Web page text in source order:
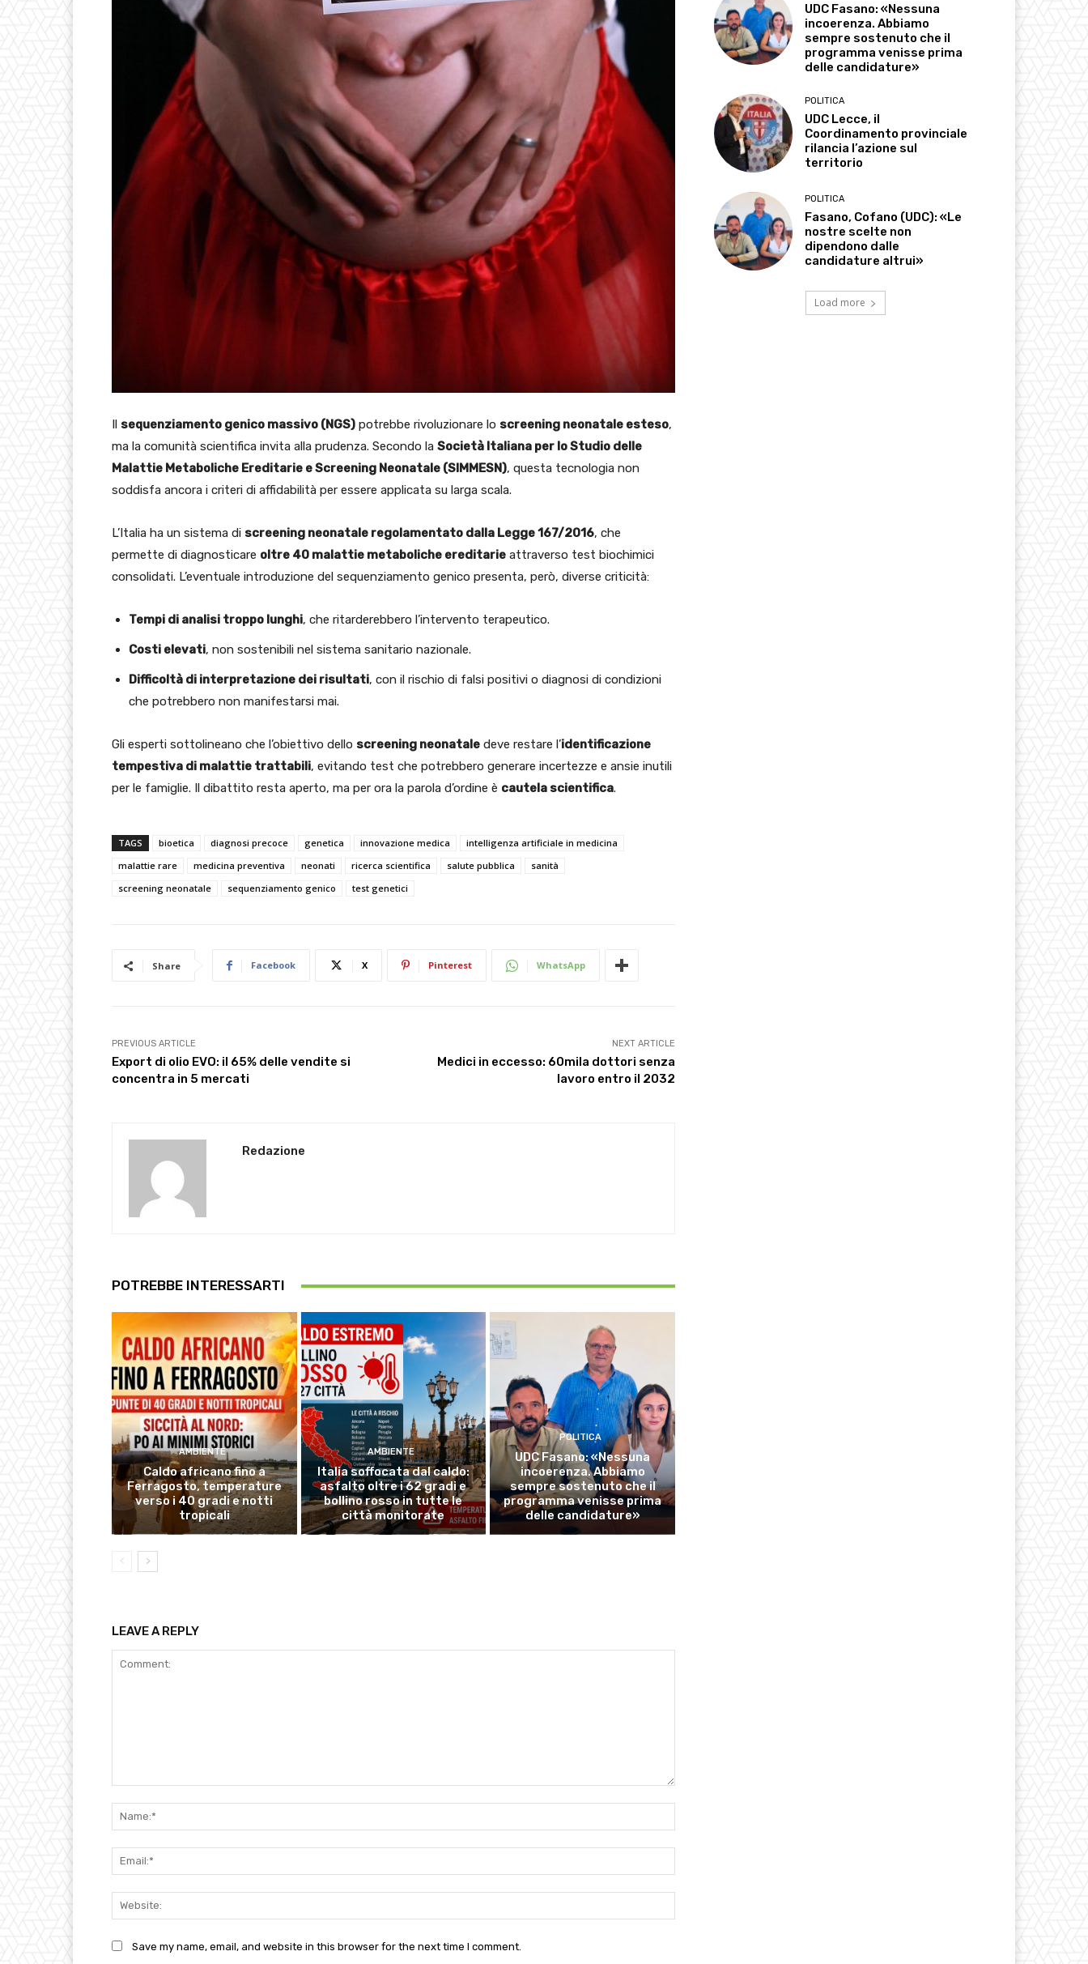
Il sequenziamento genico massivo (NGS) potrebbe rivoluzionare lo screening neonatale esteso,
ma la comunità scientifica invita alla prudenza. Secondo la Società Italiana per lo Studio delle
Malattie Metaboliche Ereditarie e Screening Neonatale (SIMMESN), questa tecnologia non
soddisfa ancora i criteri di affidabilità per essere applicata su larga scala.
L’Italia ha un sistema di screening neonatale regolamentato dalla Legge 167/2016, che
permette di diagnosticare oltre 40 malattie metaboliche ereditarie attraverso test biochimici
consolidati. L’eventuale introduzione del sequenziamento genico presenta, però, diverse criticità:
Tempi di analisi troppo lunghi, che ritarderebbero l’intervento terapeutico.
Costi elevati, non sostenibili nel sistema sanitario nazionale.
Difficoltà di interpretazione dei risultati, con il rischio di falsi positivi o diagnosi di condizioni
che potrebbero non manifestarsi mai.
Gli esperti sottolineano che l’obiettivo dello screening neonatale deve restare l’identificazione
tempestiva di malattie trattabili, evitando test che potrebbero generare incertezze e ansie inutili
per le famiglie. Il dibattito resta aperto, ma per ora la parola d’ordine è cautela scientifica.
TAGS bioetica diagnosi precoce genetica innovazione medica
intelligenza artificiale in medicina
malattie rare
medicina preventiva neonati ricerca scientifica salute pubblica
sanità
screening neonatale
sequenziamento genico test genetici
Share Facebook X Pinterest WhatsApp
PREVIOUS ARTICLE
Export di olio EVO: il 65% delle vendite si
concentra in 5 mercati
NEXT ARTICLE
Medici in eccesso: 60mila dottori senza
lavoro entro il 2032
Redazione
POTREBBE INTERESSARTI
AMBIENTE
Caldo africano fino a
Ferragosto, temperature
verso i 40 gradi e notti
tropicali
AMBIENTE
Italia soffocata dal caldo:
asfalto oltre i 62 gradi e
bollino rosso in tutte le
città monitorate
POLITICA
UDC Fasano: «Nessuna
incoerenza. Abbiamo
sempre sostenuto che il
programma venisse prima
delle candidature»
LEAVE A REPLY
Save my name, email, and website in this browser for the next time I comment.
UDC Fasano: «Nessuna
incoerenza. Abbiamo
sempre sostenuto che il
programma venisse prima
delle candidature»
POLITICA
UDC Lecce, il
Coordinamento provinciale
rilancia l’azione sul
territorio
POLITICA
Fasano, Cofano (UDC): «Le
nostre scelte non
dipendono dalle
candidature altrui»
Load more